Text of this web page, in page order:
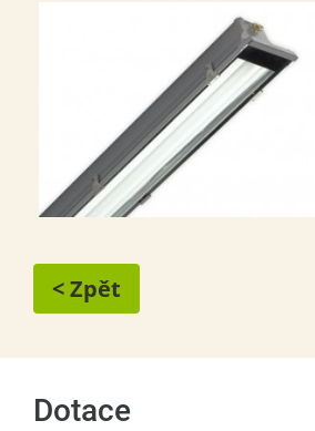
< Zpět
Dotace